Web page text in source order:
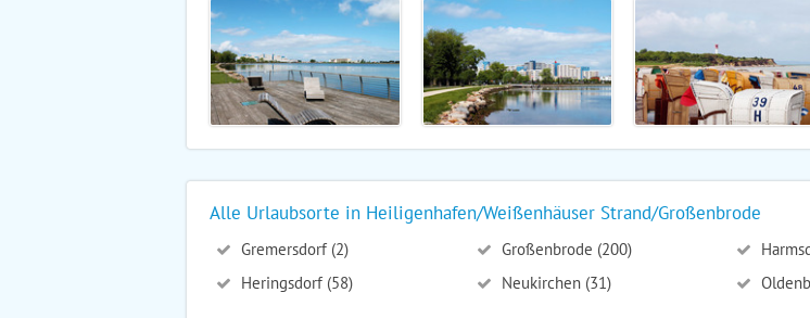
Alle Urlaubsorte in Heiligenhafen/Weißenhäuser Strand/Großenbrode
Gremersdorf (2) Großenbrode (200)
Heringsdorf (58)
Neukirchen (31)